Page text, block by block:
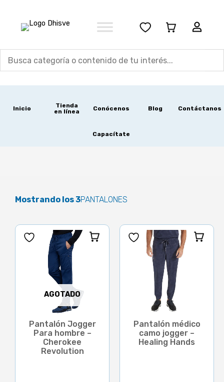
contenido
Inicio
Tienda
en línea
Conócenos Blog Contáctanos
Capacítate
Mostrando los 3PANTALONES
AGOTADO
Pantalón Jogger
Para hombre –
Cherokee
Revolution
Pantalón médico
camo jogger –
Healing Hands